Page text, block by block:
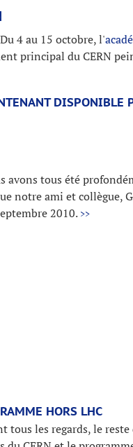
Du 4 au 15 octobre, l'
principal du CERN
DISPONIBLE
avons tous été
notre ami et collègue,
2010. >>
HORS LHC
tous les regards, le